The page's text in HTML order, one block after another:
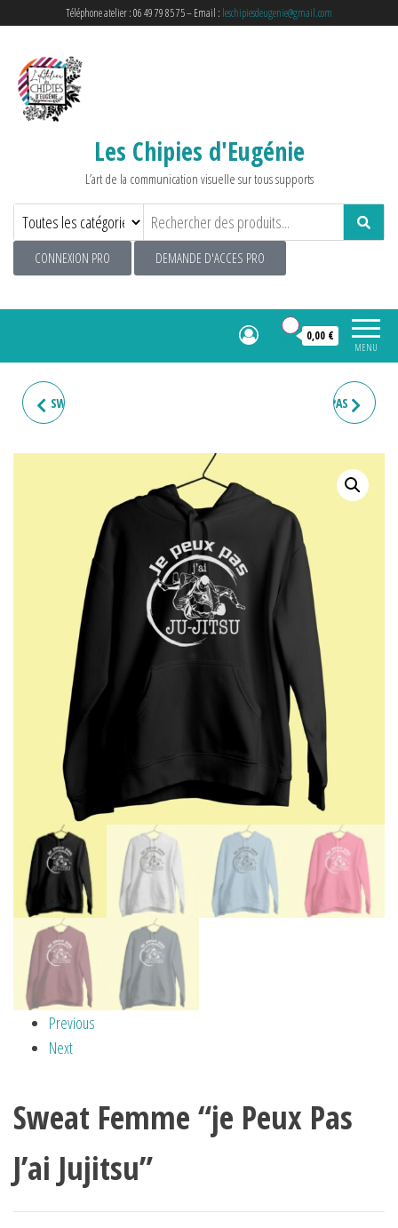
Téléphone atelier : 06 49 79 85 75 – Email : leschipiesdeugenie@gmail.com
Les Chipies d'Eugénie
L’art de la communication visuelle sur tous supports
CONNEXION PRO DEMANDE D'ACCES PRO
MENU
0,00 €
SWEAT HOMME "JE PEUX PAS SWEAT HOMME "JE PEUX PAS
Previous
Next
Sweat Femme “je Peux Pas
J’ai Jujitsu”